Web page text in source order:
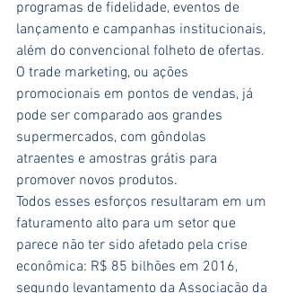
programas de fidelidade, eventos de
lançamento e campanhas institucionais,
além do convencional folheto de ofertas.
O trade marketing, ou ações
promocionais em pontos de vendas, já
pode ser comparado aos grandes
supermercados, com gôndolas
atraentes e amostras grátis para
promover novos produtos.
Todos esses esforços resultaram em um
faturamento alto para um setor que
parece não ter sido afetado pela crise
econômica: R$ 85 bilhões em 2016,
segundo levantamento da Associação da